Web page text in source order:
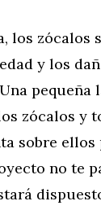
los zócalos
y los
pequeña
zócalos y
sobre ellos
no te